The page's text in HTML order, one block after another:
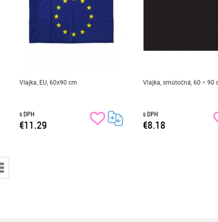
Vlajka, EU, 60x90 cm
s DPH
€11.29
Vlajka, smútočná, 60 × 90
s DPH
€8.18